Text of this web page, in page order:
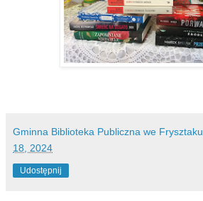
Gminna Biblioteka Publiczna we Frysztaku
18, 2024
Udostępnij